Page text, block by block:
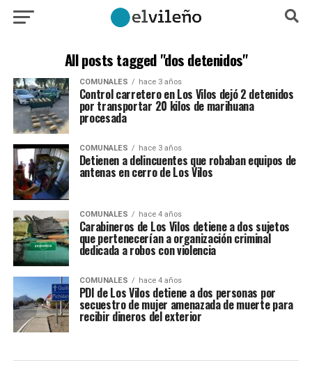
All posts tagged "dos detenidos"
COMUNALES hace 3 años
Control carretero en Los Vilos dejó 2 detenidos
por transportar 20 kilos de marihuana
procesada
COMUNALES hace 3 años
Detienen a delincuentes que robaban equipos de
antenas en cerro de Los Vilos
COMUNALES hace 4 años
Carabineros de Los Vilos detiene a dos sujetos
que pertenecerían a organización criminal
dedicada a robos con violencia
COMUNALES hace 4 años
PDI de Los Vilos detiene a dos personas por
secuestro de mujer amenazada de muerte para
recibir dineros del exterior